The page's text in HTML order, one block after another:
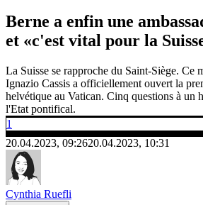
Berne a enfin une
et «c'est vital pour la
La Suisse se rapproche du Saint-Siège. Ce
Ignazio Cassis a officiellement ouvert la
helvétique au Vatican. Cinq questions à un
l'Etat pontifical.
1
20.04.2023, 09:2620.04.2023, 10:31
Cynthia Ruefli